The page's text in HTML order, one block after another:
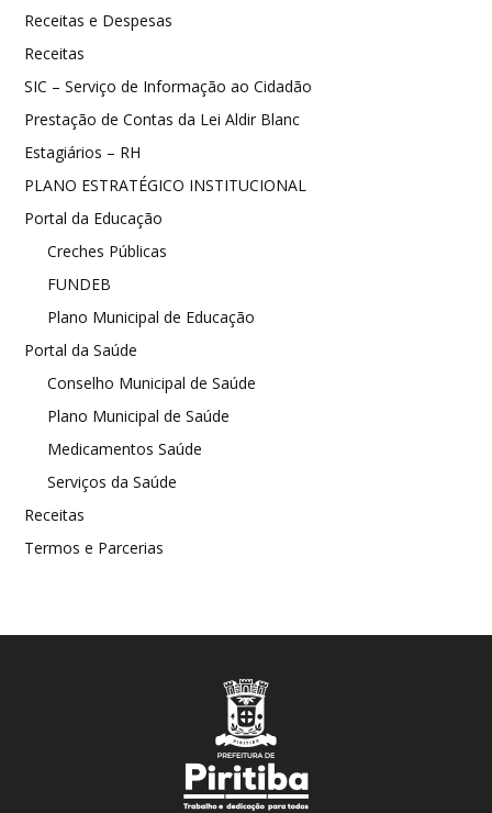
Receitas e Despesas
Receitas
SIC – Serviço de Informação ao Cidadão
Prestação de Contas da Lei Aldir Blanc
Estagiários – RH
PLANO ESTRATÉGICO INSTITUCIONAL
Portal da Educação
Creches Públicas
FUNDEB
Plano Municipal de Educação
Portal da Saúde
Conselho Municipal de Saúde
Plano Municipal de Saúde
Medicamentos Saúde
Serviços da Saúde
Receitas
Termos e Parcerias